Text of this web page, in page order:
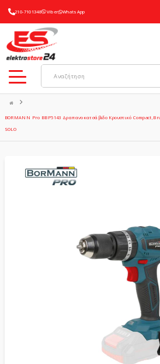
210-7101348 Viber WhatsApp
BORMANN Pro BBP5143 Δραπανοκατσάβιδο Κρουστικό
SOLO